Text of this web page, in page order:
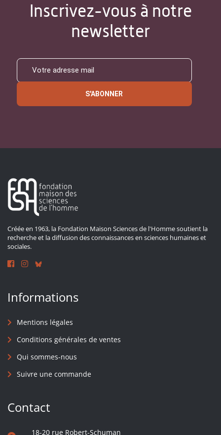
Inscrivez-vous à notre
newsletter
S'ABONNER
Créée en 1963, la Fondation Maison Sciences de l'Homme soutient la
recherche et la diffusion des connaissances en sciences humaines et
sociales.
Informations
Mentions légales
Conditions générales de ventes
Qui sommes-nous
Suivre une commande
Contact
18-20 rue Robert-Schuman